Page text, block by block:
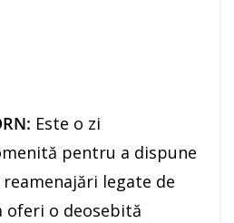
Este o zi
pentru a dispune
reamenajări legate de
oferi o deosebită